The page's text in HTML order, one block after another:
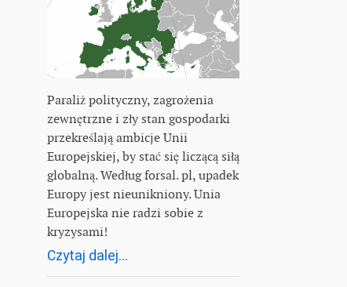
Paraliż polityczny, zagrożenia
zewnętrzne i zły stan gospodarki
przekreślają ambicje Unii
Europejskiej, by stać się liczącą siłą
globalną. Według forsal. pl, upadek
Europy jest nieunikniony. Unia
Europejska nie radzi sobie z
kryzysami!
Czytaj dalej...